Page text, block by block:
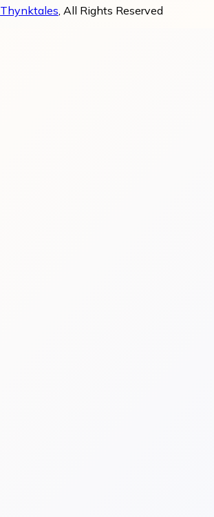
Thynktales, All Rights Reserved